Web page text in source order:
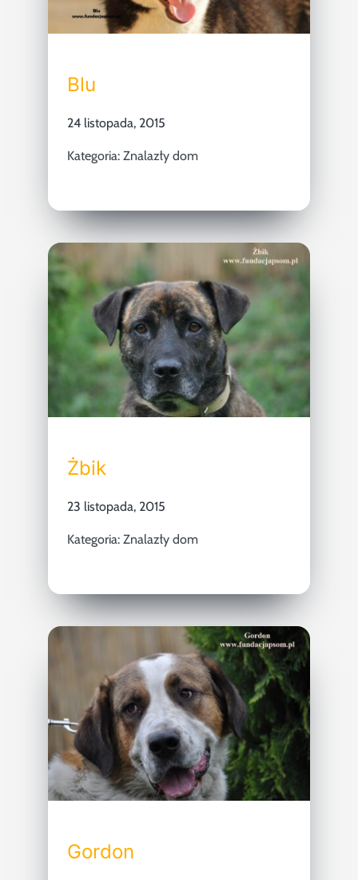
Blu
24 listopada, 2015
Kategoria: Znalazły dom
Żbik
23 listopada, 2015
Kategoria: Znalazły dom
Gordon